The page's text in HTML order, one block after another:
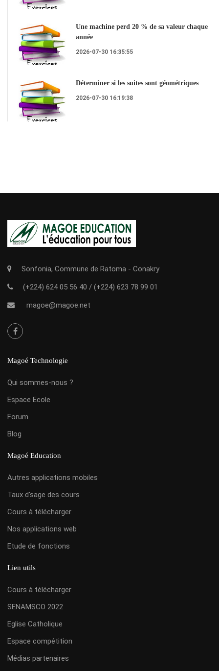
Une machine perd 20 % de sa valeur chaque
année
2026-07-30 16:35:55
Déterminer si les suites sont géométriques
2026-07-30 16:19:38
Sonfonia, Commune de Ratoma - Conakry
(+224) 624 05 56 40 / (+224) 623 78 99 01
magoe@magoe.net
Magoé Technologie
Qui sommes-nous ?
Espace Ecole
Forum
Blog
Magoé Education
Autres applications mobiles
Taux d'sage des cours
Cours à télécharger
Nos applications web
Etude de fonctions
Lien utils
Cours à télécharger
SENAMSCO 2022
Eglise Catholique
Espace compétition
Médias partenaires